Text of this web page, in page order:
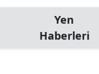
Yen
Haberleri